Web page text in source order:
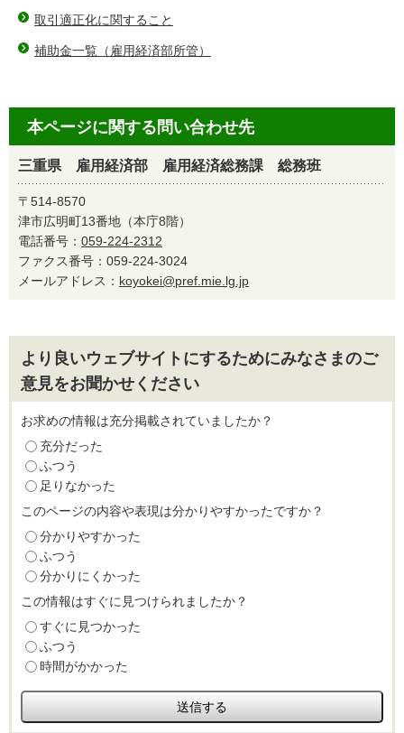
取引適正化に関すること
補助金一覧（雇用経済部所管）
本ページに関する問い合わせ先
三重県 雇用経済部 雇用経済総務課 総務班
〒514-8570
津市広明町13番地（本庁8階）
電話番号： 059-224-2312
ファクス番号：059-224-3024
メールアドレス： koyokei@pref.mie.lg.jp
より良いウェブサイトにするためにみなさまのご
意見をお聞かせください
お求めの情報は充分掲載されていましたか？
充分だった
ふつう
足りなかった
このページの内容や表現は分かりやすかったですか？
分かりやすかった
ふつう
分かりにくかった
この情報はすぐに見つけられましたか？
すぐに見つかった
ふつう
時間がかかった